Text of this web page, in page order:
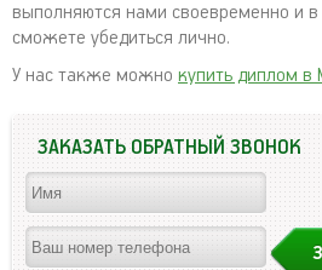
выполняются нами своевременно и
сможете убедиться лично.
У нас также можно купить диплом в
ЗАКАЗАТЬ ОБРАТНЫЙ ЗВОНОК